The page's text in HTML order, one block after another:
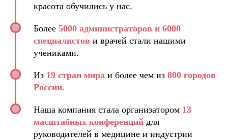
красота обучились у нас.
Более 5000 администраторов и 6000
специалистов и врачей стали нашими
учениками.
Из 19 стран мира и более чем из 800 городов
России.
Наша компания стала организатором 13
масштабных конференций для
руководителей в медицине и индустрии